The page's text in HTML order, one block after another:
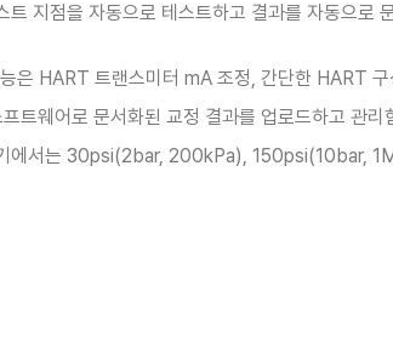
지점을 자동으로 테스트하고 결과를 자동으로
은 HART 트랜스미터 mA 조정, 간단한 HART
트웨어로 문서화된 교정 결과를 업로드하고 관
에서는 30psi(2bar, 200kPa), 150psi(10bar,